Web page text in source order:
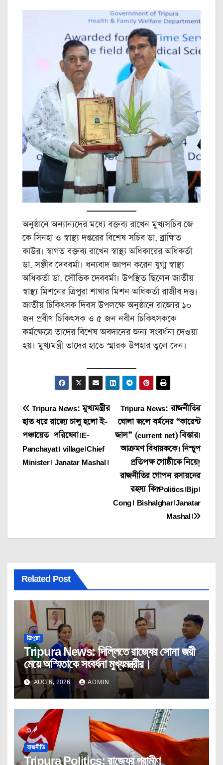
অনুষ্ঠানে অন্যান্যদের মধ্যে বক্তব্য রাখেন মুখ্যসচিব জে
কে সিনহা ও স্বাস্থ্য দপ্তরের বিশেষ সচিব ডা. ব্রাহ্মিত
কাউর। স্বাগত বক্তব্য রাখেন স্বাস্থ্য অধিকারের অধিকর্তা
ডা. সঞ্জীব দেববর্মা। ধন্যবাদ জ্ঞাপন করেন যুগ্ম স্বাস্থ্য
অধিকর্তা ডা. সৌভিক দেববর্মা। উপস্থিত ছিলেন জাতীয়
স্বাস্থ্য মিশনের ত্রিপুরা শাখার মিশন অধিকর্তা রাজীব দত্ত।
জাতীয় চিকিৎসক দিবস উপলক্ষে অনুষ্ঠানে রাজ্যের ১০
জন প্রবীণ চিকিৎসক ও ৫ জন নবীন চিকিৎসককে
কর্মক্ষেত্রে তাদের বিশেষ অবদানের জন্য সংবর্ধনা দেওয়া
হয়। মুখ্যমন্ত্রী তাদের হাতে স্মারক উপহার তুলে দেন।
Post
navigation
Tripura News: রাজনীতির
ঘোলা জলে বর্মনের “কারেন্ট
জাল” (current net) বিস্তার।
আক্রমণ বিধায়ককে। নিশ্চুপ
প্রতিপক্ষ গোষ্ঠীকে নিয়ে!
রাজনীতির গোপন রসায়নের
রহস্য কি?Politics।Bjp।
Cong। Bishalghar।Janatar
Mashal।
Tripura News: মুখ্যমন্ত্রীর
হাত ধরে রাজ্যে চালু হলো ই-
পঞ্চায়েত পরিষেবা।E-
Panchayat। village।Chief
Minister। Janatar Mashal।
Related Post
ত্রিপুরা
Tripura News: দিল্লিতে রাজ্যের সোনা জয়ী
মেয়ে অস্মিতাকে সংবর্ধনা মুখ্যমন্ত্রীর।
AUG 6, 2026 ADMIN
রাজনীতি
Tripura Politics: রাজ্যের গ্রামীণ